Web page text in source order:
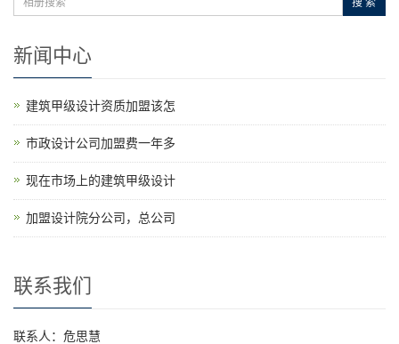
搜 索
新闻中心
建筑甲级设计资质加盟该怎
市政设计公司加盟费一年多
现在市场上的建筑甲级设计
加盟设计院分公司，总公司
联系我们
联系人：危思慧